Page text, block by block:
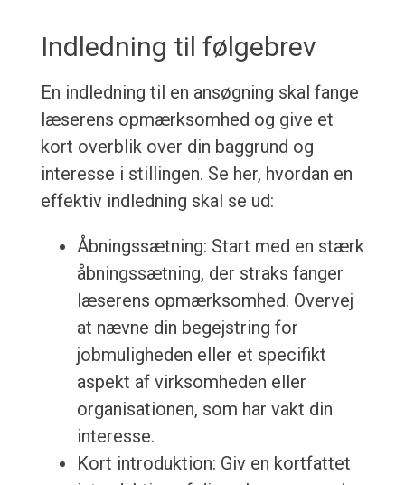
Indledning til følgebrev
En indledning til en ansøgning skal fange
læserens opmærksomhed og give et
kort overblik over din baggrund og
interesse i stillingen. Se her, hvordan en
effektiv indledning skal se ud:
Åbningssætning: Start med en stærk
åbningssætning, der straks fanger
læserens opmærksomhed. Overvej
at nævne din begejstring for
jobmuligheden eller et specifikt
aspekt af virksomheden eller
organisationen, som har vakt din
interesse.
Kort introduktion: Giv en kortfattet